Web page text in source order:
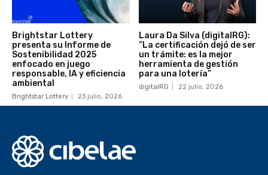
Brightstar Lottery
presenta su Informe de
Sostenibilidad 2025
enfocado en juego
responsable, IA y eficiencia
ambiental
Brightstar Lottery 23 julio, 2026
Laura Da Silva (digitalRG):
“La certificación dejó de ser
un trámite: es la mejor
herramienta de gestión
para una lotería”
digitalRG 22 julio, 2026